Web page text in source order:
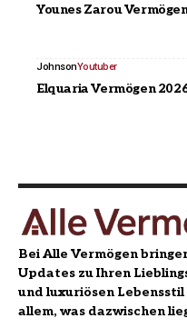
Younes Zarou
JohnsonYoutuber
Elquaria Vermögen
Bei Alle Vermögen
Updates zu Ihren
und luxuriösen
allem, was dazwischen